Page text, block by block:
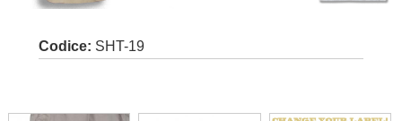
Codice: SHT-19